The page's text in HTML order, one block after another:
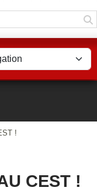
!
CEST !